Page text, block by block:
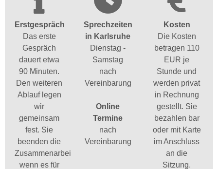
Erstgespräch
Das erste
Gespräch
dauert etwa
90 Minuten.
Den weiteren
Ablauf legen
wir
gemeinsam
fest. Sie
beenden die
Zusammenarbeit,
wenn es für
Sprechzeiten
in Karlsruhe
Dienstag -
Samstag
nach
Vereinbarung
Online
Termine
nach
Vereinbarung
Kosten
Die Kosten
betragen 110
EUR je
Stunde und
werden privat
in Rechnung
gestellt. Sie
bezahlen bar
oder mit Karte
im Anschluss
an die
Sitzung.